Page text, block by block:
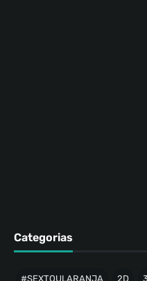
Categorias
#SEXTOULARANJA 2D